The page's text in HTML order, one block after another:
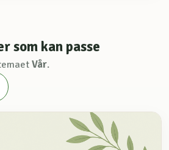
som kan passe
Vår.